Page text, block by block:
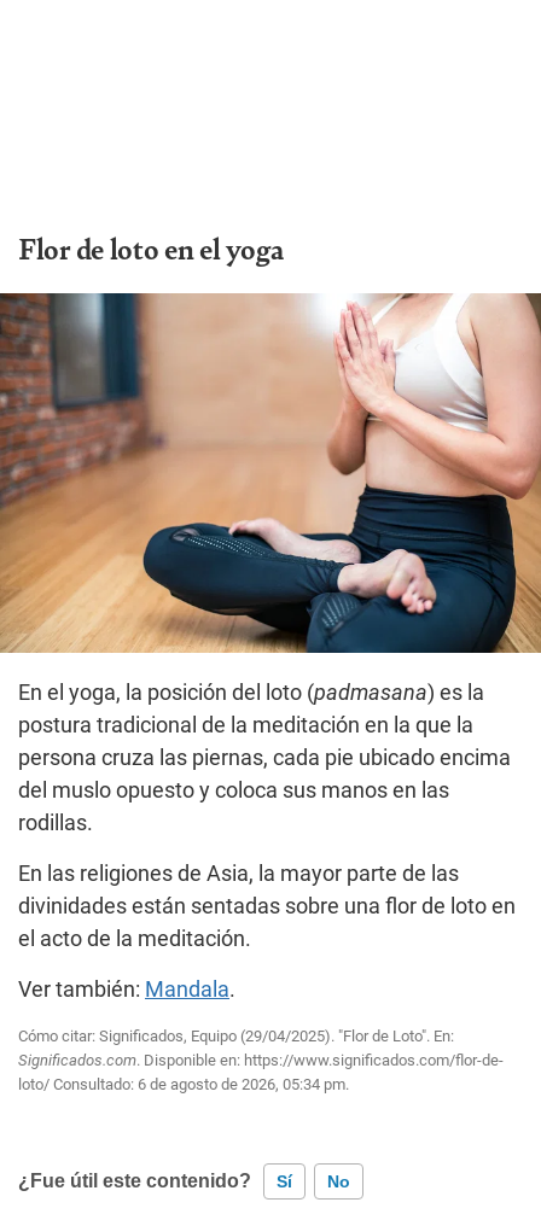
Flor de loto en el yoga
En el yoga, la posición del loto (padmasana) es la
postura tradicional de la meditación en la que la
persona cruza las piernas, cada pie ubicado encima
del muslo opuesto y coloca sus manos en las
rodillas.
En las religiones de Asia, la mayor parte de las
divinidades están sentadas sobre una flor de loto en
el acto de la meditación.
Ver también: Mandala.
Cómo citar: Significados, Equipo (29/04/2025). "Flor de Loto". En:
Significados.com. Disponible en: https://www.significados.com/flor-de-
loto/ Consultado: 6 de agosto de 2026, 05:34 pm.
¿Fue útil este contenido? Sí No